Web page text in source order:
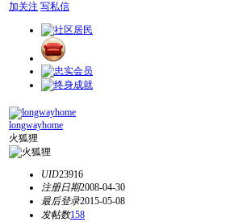
加关注 写私信
longwayhome
火狐狸
UID23916
注册日期2008-04-30
最后登录2015-05-08
发帖数158